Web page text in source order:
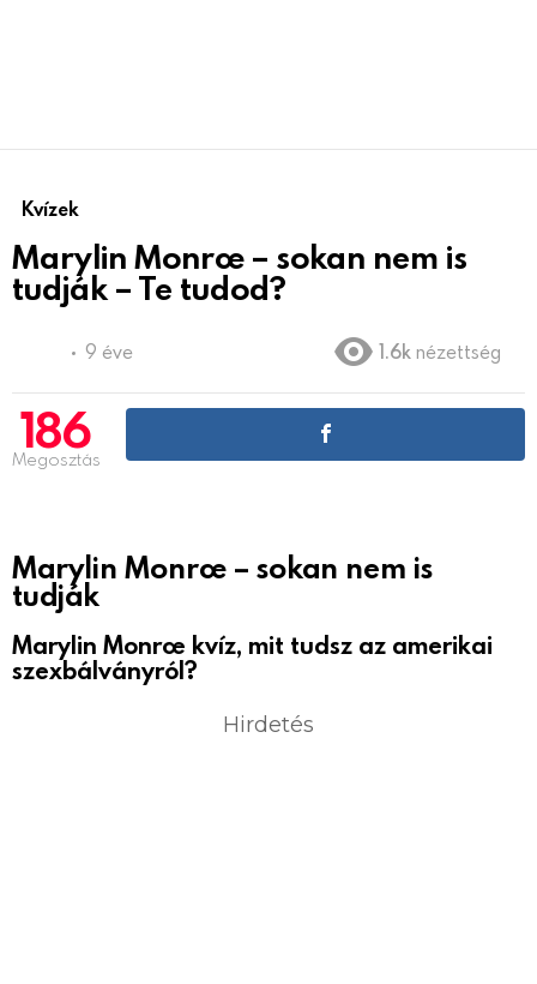
Kvízek
Marylin Monroe – sokan nem is
tudják – Te tudod?
9 éve 1.6k nézettség
186
Megosztás
Marylin Monroe – sokan nem is
tudják
Marylin Monroe kvíz, mit tudsz az amerikai
szexbálványról?
Hirdetés